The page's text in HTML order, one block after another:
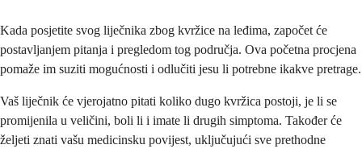
Kada posjetite svog liječnika zbog kvržice na leđima, započet će
postavljanjem pitanja i pregledom tog područja. Ova početna procjena
pomaže im suziti mogućnosti i odlučiti jesu li potrebne ikakve pretrage.
Vaš liječnik će vjerojatno pitati koliko dugo kvržica postoji, je li se
promijenila u veličini, boli li i imate li drugih simptoma. Također će
željeti znati vašu medicinsku povijest, uključujući sve prethodne